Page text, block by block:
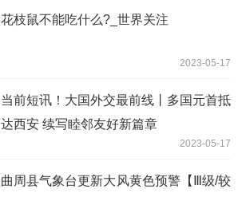
花枝鼠不能吃什么?_世界关注
2023-05-17
当前短讯！大国外交最前线丨多国元首抵
达西安 续写睦邻友好新篇章
2023-05-17
曲周县气象台更新大风黄色预警【Ⅲ级/较